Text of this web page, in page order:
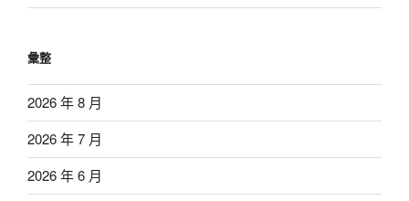
彙整
2026 年 8 月
2026 年 7 月
2026 年 6 月